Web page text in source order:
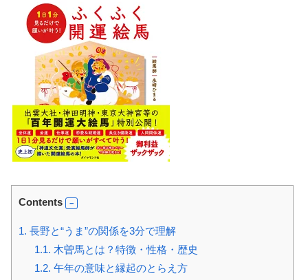
Contents
1. 長野と“うま”の関係を3分で理解
1.1. 木曽馬とは？特徴・性格・歴史
1.2. 午年の意味と縁起のとらえ方